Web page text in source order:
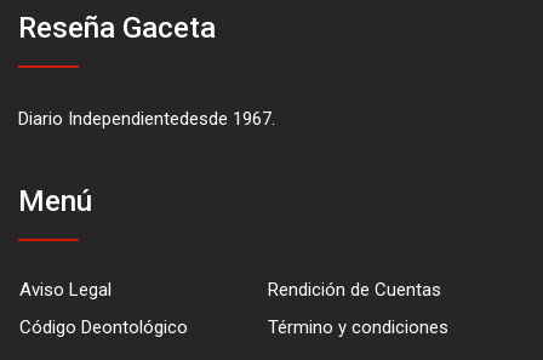
Reseña Gaceta
Diario Independientedesde 1967.
Menú
Aviso Legal
Rendición de Cuentas
Código Deontológico
Término y condiciones